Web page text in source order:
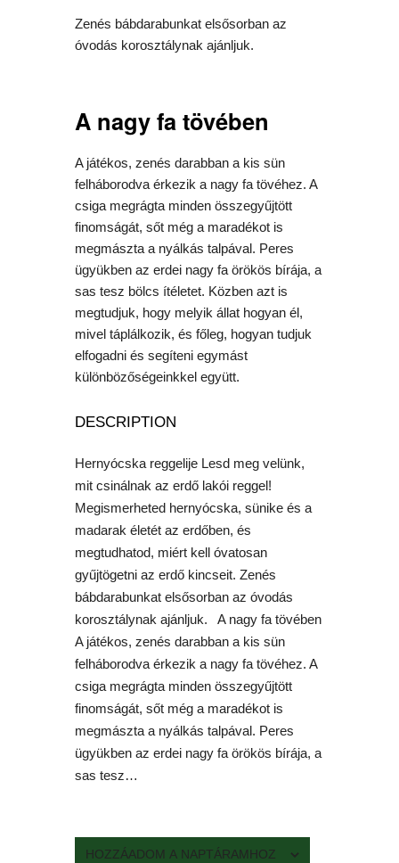
Zenés bábdarabunkat elsősorban az
óvodás korosztálynak ajánljuk.
A nagy fa tövében
A játékos, zenés darabban a kis sün
felháborodva érkezik a nagy fa tövéhez. A
csiga megrágta minden összegyűjtött
finomságát, sőt még a maradékot is
megmászta a nyálkás talpával. Peres
ügyükben az erdei nagy fa örökös bírája, a
sas tesz bölcs ítéletet. Közben azt is
megtudjuk, hogy melyik állat hogyan él,
mivel táplálkozik, és főleg, hogyan tudjuk
elfogadni és segíteni egymást
különbözőségeinkkel együtt.
DESCRIPTION
Hernyócska reggelije Lesd meg velünk,
mit csinálnak az erdő lakói reggel!
Megismerheted hernyócska, sünike és a
madarak életét az erdőben, és
megtudhatod, miért kell óvatosan
gyűjtögetni az erdő kincseit. Zenés
bábdarabunkat elsősorban az óvodás
korosztálynak ajánljuk. A nagy fa tövében
A játékos, zenés darabban a kis sün
felháborodva érkezik a nagy fa tövéhez. A
csiga megrágta minden összegyűjtött
finomságát, sőt még a maradékot is
megmászta a nyálkás talpával. Peres
ügyükben az erdei nagy fa örökös bírája, a
sas tesz…
HOZZÁADOM A NAPTÁRAMHOZ